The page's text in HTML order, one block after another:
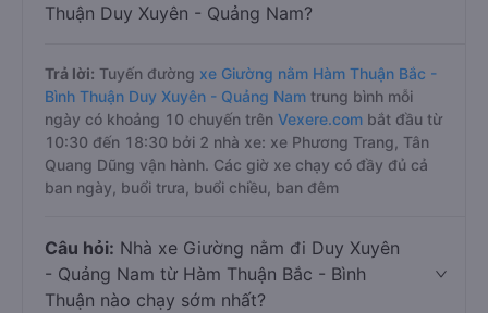
Thuận Duy Xuyên - Quảng Nam?
Trả lời: Tuyến đường xe Giường nằm Hàm Thuận Bắc -
Bình Thuận Duy Xuyên - Quảng Nam trung bình mỗi
ngày có khoảng 10 chuyến trên Vexere.com bắt đầu từ
10:30 đến 18:30 bởi 2 nhà xe: xe Phương Trang, Tân
Quang Dũng vận hành. Các giờ xe chạy có đầy đủ cả
ban ngày, buổi trưa, buổi chiều, ban đêm
Câu hỏi: Nhà xe Giường nằm đi Duy Xuyên
- Quảng Nam từ Hàm Thuận Bắc - Bình
Thuận nào chạy sớm nhất?